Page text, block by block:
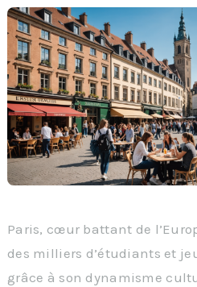
Paris, cœur battant de
des milliers d’étudiants et
grâce à son dynamisme